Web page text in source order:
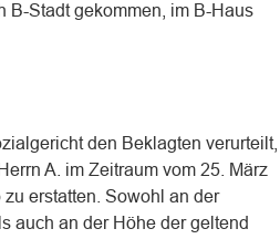
B-Stadt gekommen, im B-Haus
den Beklagten verurteilt,
A. im Zeitraum vom 25. März
erstatten. Sowohl an der
auch an der Höhe der geltend